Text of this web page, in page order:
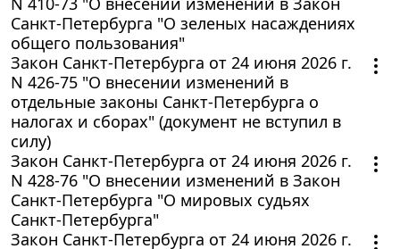
Санкт-Петербурга "О зеленых насаждениях
общего пользования"
Закон Санкт-Петербурга от 24 июня 2026 г.
N 426-75 "О внесении изменений в
отдельные законы Санкт-Петербурга о
налогах и сборах" (документ не вступил в
силу)
Закон Санкт-Петербурга от 24 июня 2026 г.
N 428-76 "О внесении изменений в Закон
Санкт-Петербурга "О мировых судьях
Санкт-Петербурга"
Закон Санкт-Петербурга от 24 июня 2026 г.